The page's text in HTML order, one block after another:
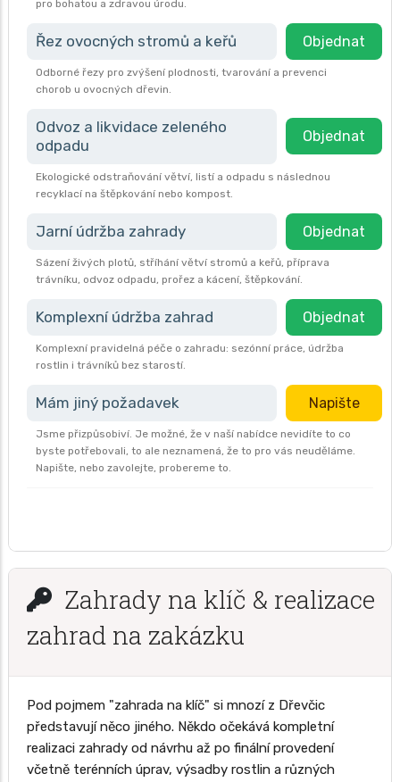
pro bohatou a zdravou úrodu.
Řez ovocných stromů a keřů Objednat
Odborné řezy pro zvýšení plodnosti, tvarování a prevenci
chorob u ovocných dřevin.
Odvoz a likvidace zeleného
odpadu
Objednat
Ekologické odstraňování větví, listí a odpadu s následnou
recyklací na štěpkování nebo kompost.
Jarní údržba zahrady Objednat
Sázení živých plotů, stříhání větví stromů a keřů, příprava
trávníku, odvoz odpadu, prořez a kácení, štěpkování.
Komplexní údržba zahrad Objednat
Komplexní pravidelná péče o zahradu: sezónní práce, údržba
rostlin i trávníků bez starostí.
Mám jiný požadavek Napište
Jsme přizpůsobiví. Je možné, že v naší nabídce nevidíte to co
byste potřebovali, to ale neznamená, že to pro vás neuděláme.
Napište, nebo zavolejte, probereme to.
Zahrady na klíč & realizace
zahrad na zakázku
Pod pojmem "zahrada na klíč" si mnozí z Dřevčic
představují něco jiného. Někdo očekává kompletní
realizaci zahrady od návrhu až po finální provedení
včetně terénních úprav, výsadby rostlin a různých